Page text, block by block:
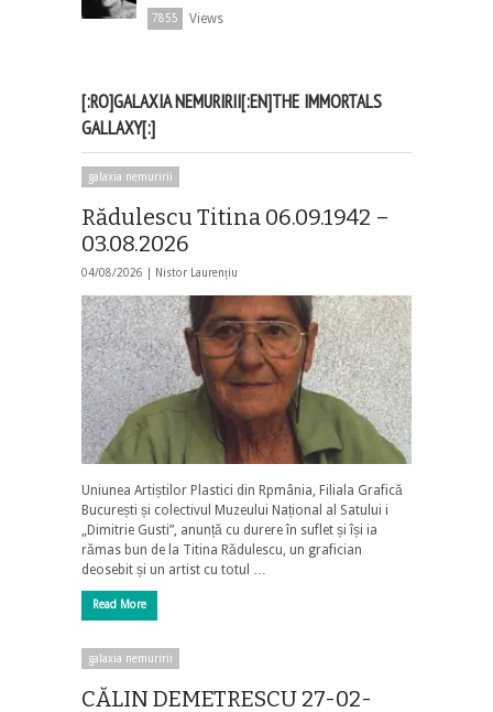
7855 Views
[:RO]GALAXIA NEMURIRII[:EN]THE IMMORTALS
GALLAXY[:]
galaxia nemuririi
Rădulescu Titina 06.09.1942 –
03.08.2026
04/08/2026 | Nistor Laurențiu
Uniunea Artiștilor Plastici din Rpmânia, Filiala Grafică
București și colectivul Muzeului Național al Satului i
„Dimitrie Gusti”, anunță cu durere în suflet și își ia
rămas bun de la Titina Rădulescu, un grafician
deosebit și un artist cu totul …
Read More
galaxia nemuririi
CĂLIN DEMETRESCU 27-02-